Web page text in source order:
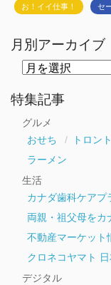
お！イイ仕事！ セ
月別アーカイブ
ー
カ
特集記事
グルメ
おせち
トロン
ラーメン
生活
カナダ歯科ケアプ
両親・祖父母をカ
不動産マーケット
クロネコヤマト
デジタル